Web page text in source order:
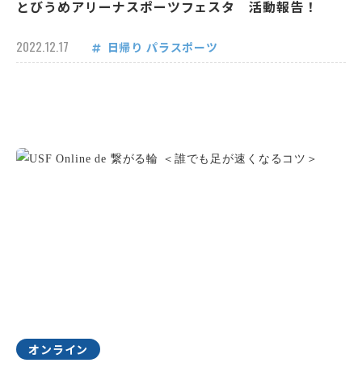
とびうめアリーナスポーツフェスタ 活動報告！
2022.12.17 日帰り パラスポーツ
オンライン